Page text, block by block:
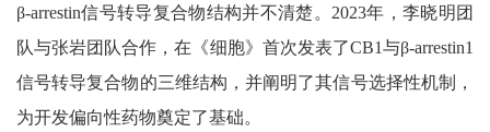
β-arrestin信号转导复合物结构并不清楚。2023年，李晓明团
队与张岩团队合作，在《细胞》首次发表了CB1与β-arrestin1
信号转导复合物的三维结构，并阐明了其信号选择性机制，
为开发偏向性药物奠定了基础。